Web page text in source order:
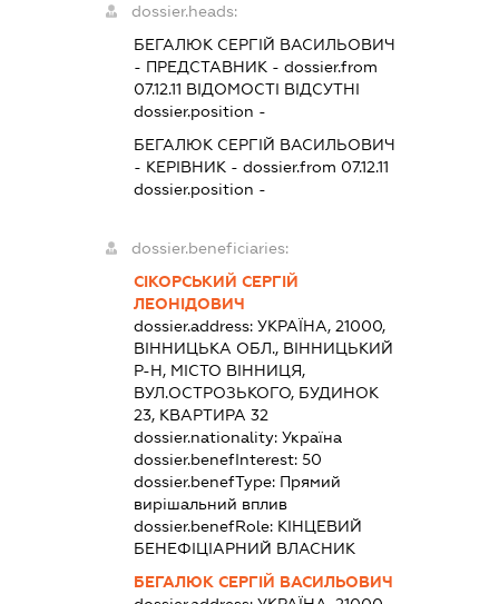
dossier.heads:
БЕГАЛЮК СЕРГІЙ ВАСИЛЬОВИЧ
- ПРЕДСТАВНИК - dossier.from
07.12.11 ВІДОМОСТІ ВІДСУТНІ
dossier.position -
БЕГАЛЮК СЕРГІЙ ВАСИЛЬОВИЧ
- КЕРІВНИК - dossier.from 07.12.11
dossier.position -
dossier.beneficiaries:
СІКОРСЬКИЙ СЕРГІЙ
ЛЕОНІДОВИЧ
dossier.address: УКРАЇНА, 21000,
ВІННИЦЬКА ОБЛ., ВІННИЦЬКИЙ
Р-Н, МІСТО ВІННИЦЯ,
ВУЛ.ОСТРОЗЬКОГО, БУДИНОК
23, КВАРТИРА 32
dossier.nationality: Україна
dossier.benefInterest: 50
dossier.benefType: Прямий
вирішальний вплив
dossier.benefRole: КІНЦЕВИЙ
БЕНЕФІЦІАРНИЙ ВЛАСНИК
БЕГАЛЮК СЕРГІЙ ВАСИЛЬОВИЧ